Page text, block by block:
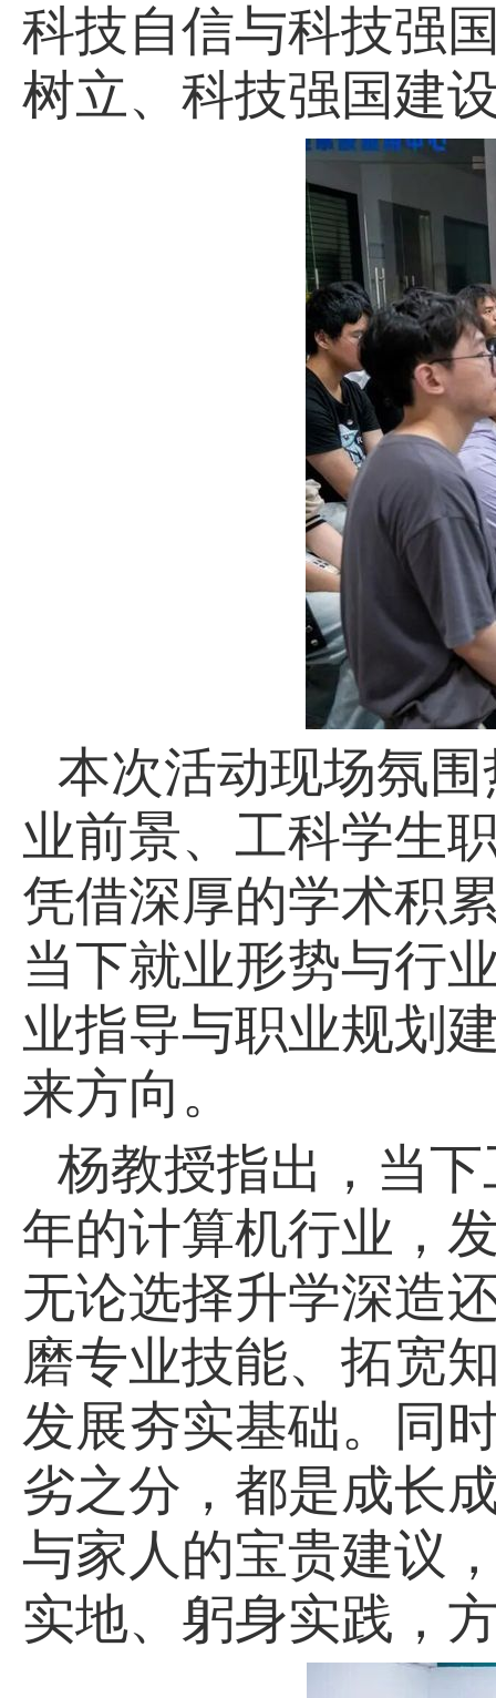
科技自信与科技强
树立、科技强国建
本次活动现场氛
业前景、工科学生
凭借深厚的学术积
当下就业形势与行
业指导与职业规划
来方向。
杨教授指出，当
年的计算机行业，
无论选择升学深造
磨专业技能、拓宽
发展夯实基础。同
劣之分，都是成长
与家人的宝贵建议
实地、躬身实践，